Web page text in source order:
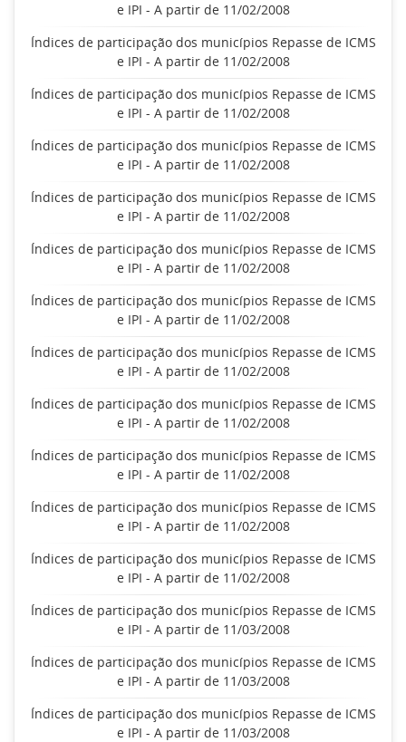
e IPI - A partir de 11/02/2008
Índices de participação dos municípios Repasse de ICMS
e IPI - A partir de 11/02/2008
Índices de participação dos municípios Repasse de ICMS
e IPI - A partir de 11/02/2008
Índices de participação dos municípios Repasse de ICMS
e IPI - A partir de 11/02/2008
Índices de participação dos municípios Repasse de ICMS
e IPI - A partir de 11/02/2008
Índices de participação dos municípios Repasse de ICMS
e IPI - A partir de 11/02/2008
Índices de participação dos municípios Repasse de ICMS
e IPI - A partir de 11/02/2008
Índices de participação dos municípios Repasse de ICMS
e IPI - A partir de 11/02/2008
Índices de participação dos municípios Repasse de ICMS
e IPI - A partir de 11/02/2008
Índices de participação dos municípios Repasse de ICMS
e IPI - A partir de 11/02/2008
Índices de participação dos municípios Repasse de ICMS
e IPI - A partir de 11/02/2008
Índices de participação dos municípios Repasse de ICMS
e IPI - A partir de 11/02/2008
Índices de participação dos municípios Repasse de ICMS
e IPI - A partir de 11/03/2008
Índices de participação dos municípios Repasse de ICMS
e IPI - A partir de 11/03/2008
Índices de participação dos municípios Repasse de ICMS
e IPI - A partir de 11/03/2008